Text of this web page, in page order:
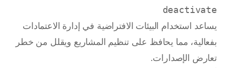
deactivate
يساعد استخدام البيئات الافتراضية في إدارة الاعتمادات
بفعالية، مما يحافظ على تنظيم المشاريع ويقلل من خطر
تعارض الإصدارات.